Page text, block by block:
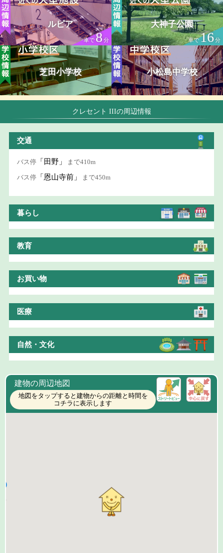
ルピア
車で8分
大神子公園
車で16分
芝田小学校 小松島中学校
クレセント IIIの周辺情報
交通
バス停 「田野」 まで410m
バス停 「恩山寺前」 まで450m
暮らし
教育
お買い物
医療
自然・文化
建物の周辺地図
地図をタップすると建物からの距離と時間を
コチラに表示します